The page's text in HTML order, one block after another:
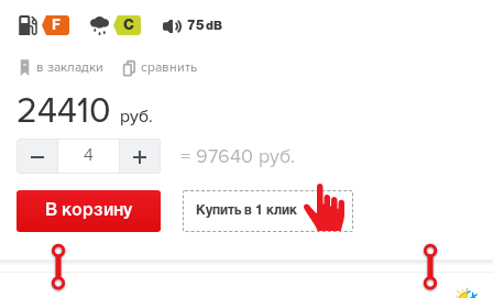
F C 75 dB
в закладки сравнить
24410 руб.
4 =97640 руб.
В корзину Купить в 1 клик